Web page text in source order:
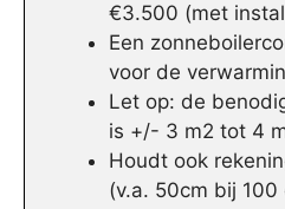
€3.500 (met
Een
voor de
Let op: de
is +/- 3 m2 tot 4
Houdt ook
(v.a. 50cm bij 100